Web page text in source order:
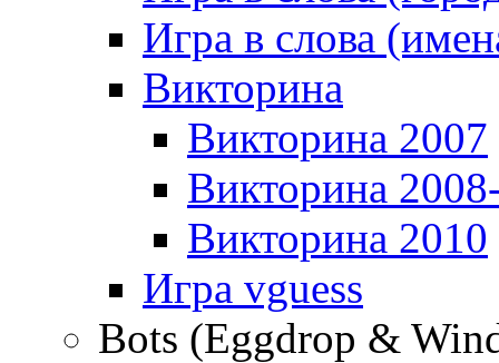
Игра в слова
Викторина
Викторина 2007
Викторина
Викторина 2010
Игра vguess
Bots (Eggdrop &